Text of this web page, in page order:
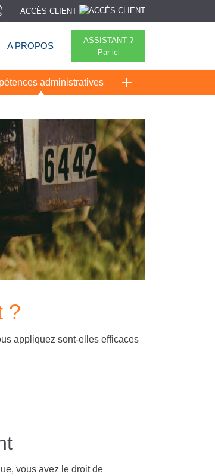
ACCÈS CLIENT
A PROPOS
ASSISTANT ?
Par ici
administratives
?
appliquez sont-elles efficaces
vous avez le droit de